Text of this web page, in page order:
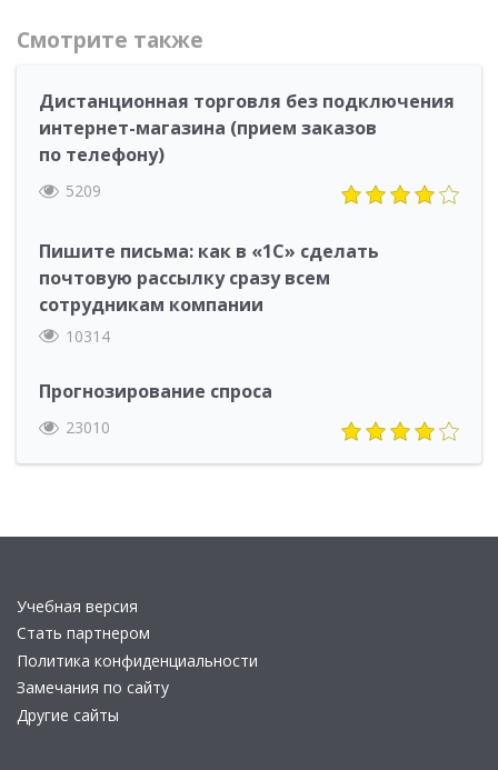
Смотрите также
Дистанционная торговля без подключения
интернет-магазина (прием заказов
по телефону)
5209
Пишите письма: как в «1С» сделать
почтовую рассылку сразу всем
сотрудникам компании
10314
Прогнозирование спроса
23010
Учебная версия
Стать партнером
Политика конфиденциальности
Замечания по сайту
Другие сайты